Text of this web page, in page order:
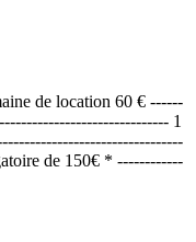
de location 60 € ------
1
de 150€ * ------------